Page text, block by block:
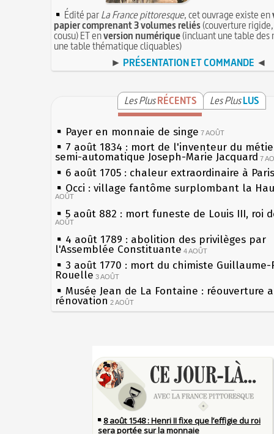
Édité parLa France pittoresque, cet ouvrage existe en
papier comprenant 3 volumes reliés(couverture
cousu) ET enversion numérique(incluant une table des
une table thématique cliquables)
► PRÉSENTATION ET COMMANDE ◄
Les PlusRÉCENTS Les PlusLUS
Payer en monnaie de singe 7 AOÛT
7 août 1834 : mort de l'inventeur du
semi-automatique Joseph-Marie Jacquard 7
6 août 1705 : chaleur extraordinaire à Paris
Occi : village fantôme surplombant la
AOÛT
5 août 882 : mort funeste de Louis III, roi
AOÛT
4 août 1789 : abolition des privilèges par
l'Assemblée Constituante 4 AOÛT
3 août 1770 : mort du chimiste Guillaume-
Rouelle 3 AOÛT
Musée Jean de La Fontaine : réouverture
rénovation 2 AOÛT
2 août 1802 : Bonaparte est nommé
31 juillet 1899 : décret instaurant les
boîtes aux lettres en fonte de Léon
30 juillet 1918 : mort d'Auguste Poulain,
Chocolat Poulain 30 JUILLET
29 juillet 1881 : loi sur la liberté de la
les siècles
27 mai 1610 : supplice de François
du roi Henri IV
Pierre qui roule n'amasse pas mousse
Qui aime bien châtie bien
Tout vient à point à qui sait attendre